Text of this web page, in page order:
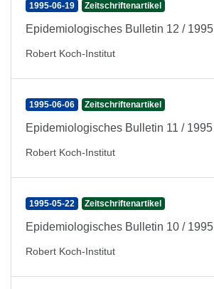
1995-06-19 Zeitschriftenartikel
Epidemiologisches Bulletin 12 / 1995
Robert Koch-Institut
1995-06-06 Zeitschriftenartikel
Epidemiologisches Bulletin 11 / 1995
Robert Koch-Institut
1995-05-22 Zeitschriftenartikel
Epidemiologisches Bulletin 10 / 1995
Robert Koch-Institut